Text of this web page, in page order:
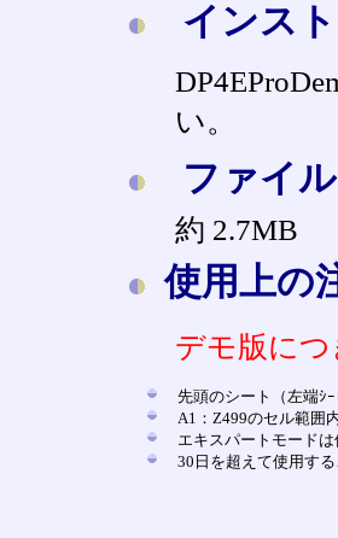
インスト
い。
ファイル
約 2.7MB
使用上の
デモ版に
先頭のシート（左端ｼ
A1：Z499のセル範囲
エキスパートモードは
30日を超えて使用する